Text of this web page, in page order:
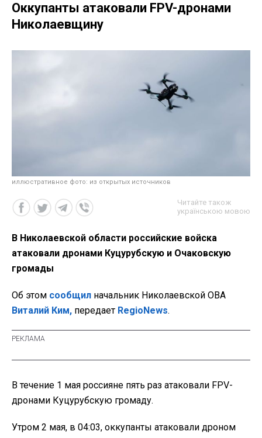
Оккупанты атаковали FPV-дронами
Николаевщину
иллюстративное фото: из открытых источников
Читайте також
українською мовою
В Николаевской области российские войска
атаковали дронами Куцурубскую и Очаковскую
громады
Об этом сообщил начальник Николаевской ОВА
Виталий Ким, передает RegioNews.
В течение 1 мая россияне пять раз атаковали FPV-
дронами Куцурубскую громаду.
Утром 2 мая, в 04:03, оккупанты атаковали дроном